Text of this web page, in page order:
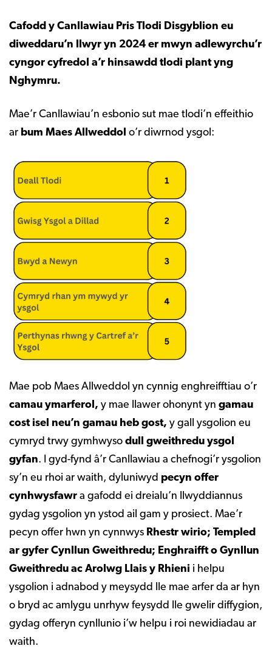
Cafodd y Canllawiau Pris Tlodi Disgyblion eu
diweddaru’n llwyr yn 2024 er mwyn adlewyrchu’r
cyngor cyfredol a’r hinsawdd tlodi plant yng
Nghymru.
Mae’r Canllawiau’n esbonio sut mae tlodi’n effeithio
ar bum Maes Allweddol o’r diwrnod ysgol:
Mae pob Maes Allweddol yn cynnig enghreifftiau o’r
camau ymarferol, y mae llawer ohonynt yn gamau
cost isel neu’n gamau heb gost, y gall ysgolion eu
cymryd trwy gymhwyso dull gweithredu ysgol
gyfan. I gyd-fynd â’r Canllawiau a chefnogi’r ysgolion
sy’n eu rhoi ar waith, dyluniwyd pecyn offer
cynhwysfawr a gafodd ei dreialu’n llwyddiannus
gydag ysgolion yn ystod ail gam y prosiect. Mae’r
pecyn offer hwn yn cynnwys Rhestr wirio; Templed
ar gyfer Cynllun Gweithredu; Enghraifft o Gynllun
Gweithredu ac Arolwg Llais y Rhieni i helpu
ysgolion i adnabod y meysydd lle mae arfer da ar hyn
o bryd ac amlygu unrhyw feysydd lle gwelir diffygion,
gydag offeryn cynllunio i’w helpu i roi newidiadau ar
waith.